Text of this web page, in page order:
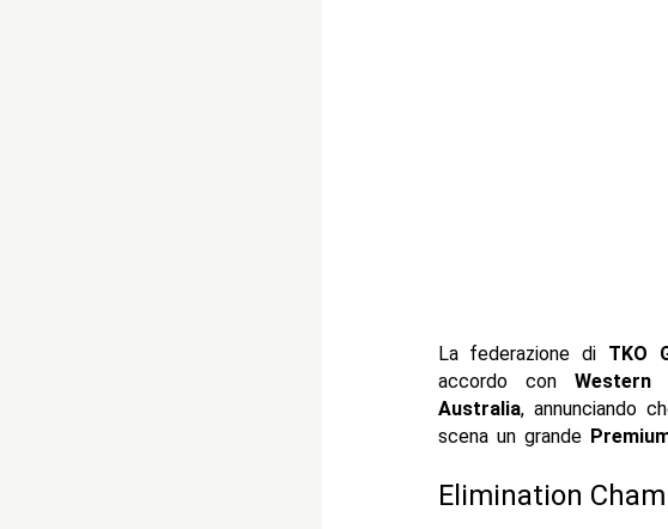
La federazione di TKO
accordo conWestern
Australia, annunciando
scena un grande
Elimination